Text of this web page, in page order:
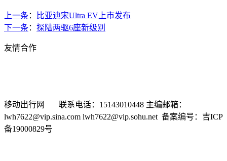
上一条 ：
比亚迪宋Ultra EV上市发布
下一条 ： 探陆两驱6座新级别
友情合作
移动出行网 联系电话：15143010448 主编邮箱：
lwh7622@vip.sina.com lwh7622@vip.sohu.net 备案编号：吉ICP
备19000829号